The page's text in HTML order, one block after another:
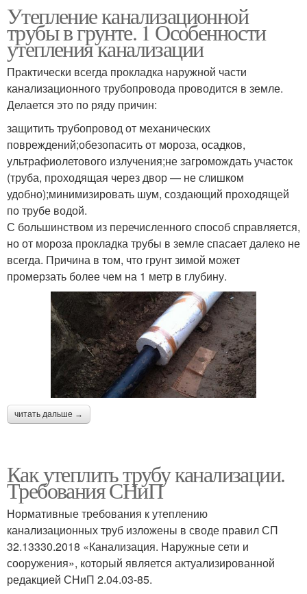
Утепление канализационной
трубы в грунте. 1 Особенности
утепления канализации
Практически всегда прокладка наружной части
канализационного трубопровода проводится в земле.
Делается это по ряду причин:
защитить трубопровод от механических
повреждений;обезопасить от мороза, осадков,
ультрафиолетового излучения;не загромождать участок
(труба, проходящая через двор — не слишком
удобно);минимизировать шум, создающий проходящей
по трубе водой.
С большинством из перечисленного способ справляется,
но от мороза прокладка трубы в земле спасает далеко не
всегда. Причина в том, что грунт зимой может
промерзать более чем на 1 метр в глубину.
читать дальше →
Как утеплить трубу канализации.
Требования СНиП
Нормативные требования к утеплению
канализационных труб изложены в своде правил СП
32.13330.2018 «Канализация. Наружные сети и
сооружения», который является актуализированной
редакцией СНиП 2.04.03-85.